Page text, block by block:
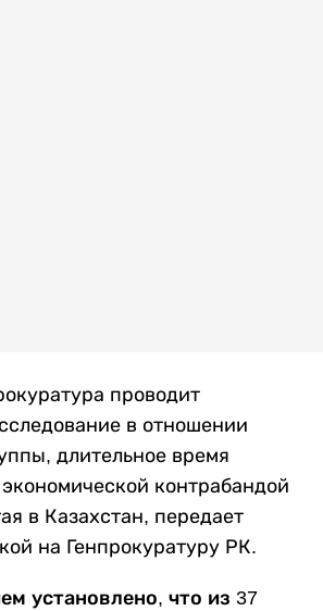
проводит
в отношении
длительное время
контрабандой
в Казахстан, передает
на Генпрокуратуру РК.
установлено, что из 37